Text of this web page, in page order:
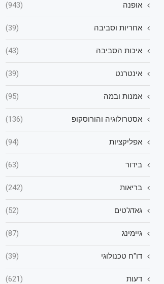
אופנה (943)
אחריות וסביבה (39)
איכות הסביבה (43)
אינטרנט (39)
אמנות ובמה (95)
אסטרולוגיה והורוסקופ (136)
אפליקציות (94)
בידור (63)
בריאות (242)
גאדג'טים (52)
גיימינג (87)
דו"ח טכנולוגי (39)
דעות (621)